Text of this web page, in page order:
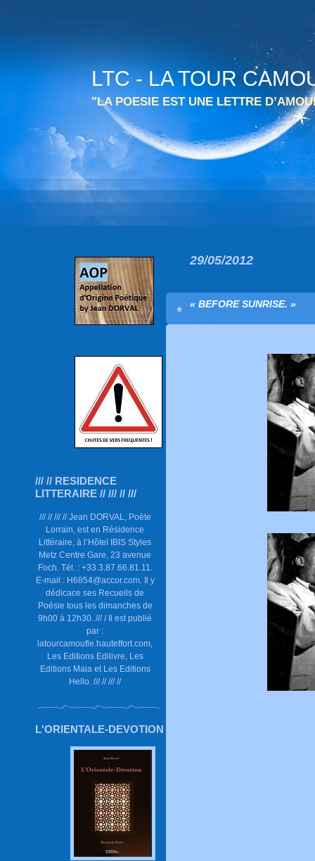
LTC - LA TOUR
"LA POESIE EST UNE LETTRE
/// // RESIDENCE
LITTERAIRE // /// // ///
/// // /// // Jean DORVAL, Poète
Lorrain, est en Résidence
Littéraire, à l’Hôtel IBIS Styles
Metz Centre Gare, 23 avenue
Foch. Tél. : +33.3.87.66.81.11.
E-mail : H6854@accor.com. Il y
dédicace ses Recueils de
Poésie tous les dimanches de
9h00 à 12h30. /// / Il est publié
par :
latourcamoufle.hautetfort.com,
Les Editions Edilivre, Les
Editions Maia et Les Editions
Hello. /// // /// //
L'ORIENTALE-DEVOTION
29/05/2012
« BEFORE SUNRISE. »